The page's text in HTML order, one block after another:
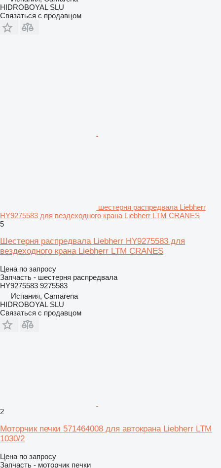
HIDROBOYAL SLU
Связаться с продавцом
шестерня распредвала Liebherr
HY9275583 для вездеходного крана Liebherr LTM CRANES
5
Шестерня распредвала Liebherr HY9275583 для
вездеходного крана Liebherr LTM CRANES
Цена по запросу
Запчасть - шестерня распредвала
HY9275583 9275583
Испания, Camarena
HIDROBOYAL SLU
Связаться с продавцом
2
Моторчик печки 571464008 для автокрана Liebherr LTM
1030/2
Цена по запросу
Запчасть - моторчик печки